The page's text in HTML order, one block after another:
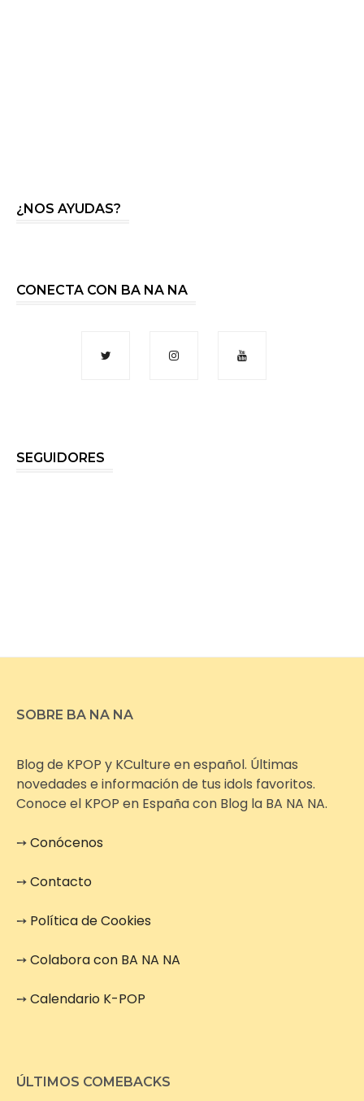
¿NOS AYUDAS?
CONECTA CON BA NA NA
SEGUIDORES
SOBRE BA NA NA
Blog de KPOP y KCulture en español. Últimas
novedades e información de tus idols favoritos.
Conoce el KPOP en España con Blog la BA NA NA.
➙Conócenos
➙Contacto
➙ Política de Cookies
➙Colabora con BA NA NA
➙Calendario K-POP
ÚLTIMOS COMEBACKS